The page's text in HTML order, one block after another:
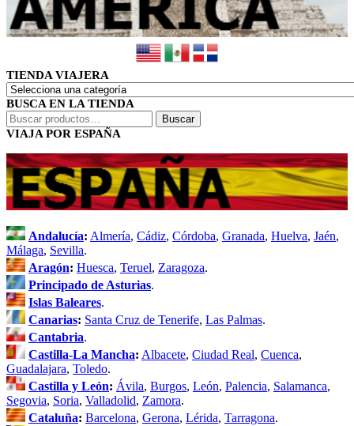
TIENDA VIAJERA
BUSCA EN LA TIENDA
Buscar
por:
Buscar
VIAJA POR ESPAÑA
Andalucía: Almería, Cádiz, Córdoba, Granada, Huelva, Jaén,
Málaga, Sevilla.
Aragón: Huesca, Teruel, Zaragoza.
Principado de Asturias.
Islas Baleares.
Canarias: Santa Cruz de Tenerife, Las Palmas.
Cantabria.
Castilla-La Mancha: Albacete, Ciudad Real, Cuenca,
Guadalajara, Toledo.
Castilla y León: Ávila, Burgos, León, Palencia, Salamanca,
Segovia, Soria, Valladolid, Zamora.
Cataluña: Barcelona, Gerona, Lérida, Tarragona.